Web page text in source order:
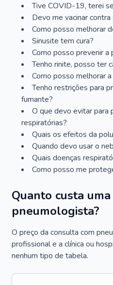
Tive COVID-19, terei
Devo me vacinar contra
Como posso melhorar
Sinusite tem cura?
Como posso prevenir a
Tenho rinite, posso ter
Como posso melhorar
Tenho restrições para
fumante?
O que devo evitar para
respiratórias?
Quais os efeitos da
Quando devo usar o
Quais doenças
Como posso me
Quanto custa
pneumologista?
O preço da consulta com
profissional e a clínica ou
nenhum tipo de tabela.